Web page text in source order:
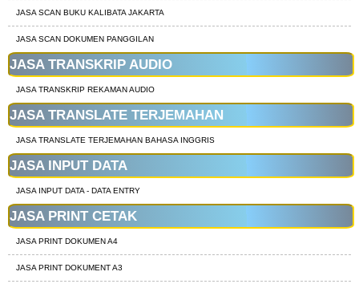
JASA SCAN BUKU KALIBATA JAKARTA
JASA SCAN DOKUMEN PANGGILAN
JASA TRANSKRIP AUDIO
JASA TRANSKRIP REKAMAN AUDIO
JASA TRANSLATE TERJEMAHAN
JASA TRANSLATE TERJEMAHAN BAHASA INGGRIS
JASA INPUT DATA
JASA INPUT DATA - DATA ENTRY
JASA PRINT CETAK
JASA PRINT DOKUMEN A4
JASA PRINT DOKUMENT A3